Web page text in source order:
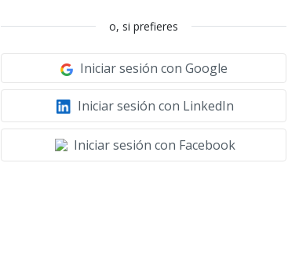
o, si prefieres
Iniciar sesión con Google
Iniciar sesión con LinkedIn
Iniciar sesión con Facebook